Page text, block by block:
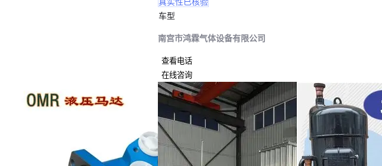
真实性已核验
车型
南宫市鸿霖气体设备有限公司
查看电话
在线咨询